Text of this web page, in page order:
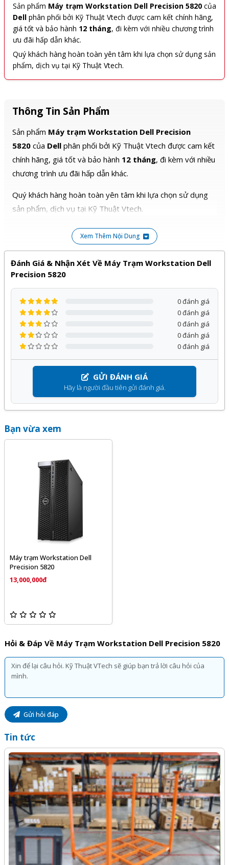
Sản phẩm Máy trạm Workstation Dell Precision 5820 của
Dell phân phối bởi Kỹ Thuật Vtech được cam kết chính hãng,
giá tốt và bảo hành 12 tháng, đi kèm với nhiều chương trình
ưu đãi hấp dẫn khác.
Quý khách hàng hoàn toàn yên tâm khi lựa chọn sử dụng sản
phẩm, dịch vụ tại Kỹ Thuật Vtech.
Thông Tin Sản Phẩm
Sản phẩm Máy trạm Workstation Dell Precision
5820 của Dell phân phối bởi Kỹ Thuật Vtech được cam kết
chính hãng, giá tốt và bảo hành 12 tháng, đi kèm với nhiều
chương trình ưu đãi hấp dẫn khác.
Quý khách hàng hoàn toàn yên tâm khi lựa chọn sử dụng
sản phẩm, dịch vụ tại Kỹ Thuật Vtech.
Xem Thêm Nội Dung
Đánh Giá & Nhận Xét Về Máy Trạm Workstation Dell
Precision 5820
GỬI ĐÁNH GIÁ
Hãy là người đầu tiên gửi đánh giá.
0 đánh giá
0 đánh giá
0 đánh giá
0 đánh giá
0 đánh giá
Bạn vừa xem
Máy trạm Workstation Dell
Precision 5820
13,000,000đ
Hỏi & Đáp Về Máy Trạm Workstation Dell Precision 5820
Gửi hỏi đáp
Tin tức